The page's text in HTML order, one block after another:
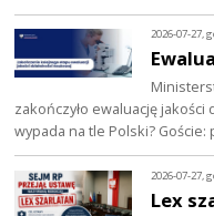
2026-07-27,
zakończyło ewaluację jakości
wypada na tle Polski?
2026-07-27,
Lex